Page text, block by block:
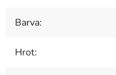
Barva:
Hrot: